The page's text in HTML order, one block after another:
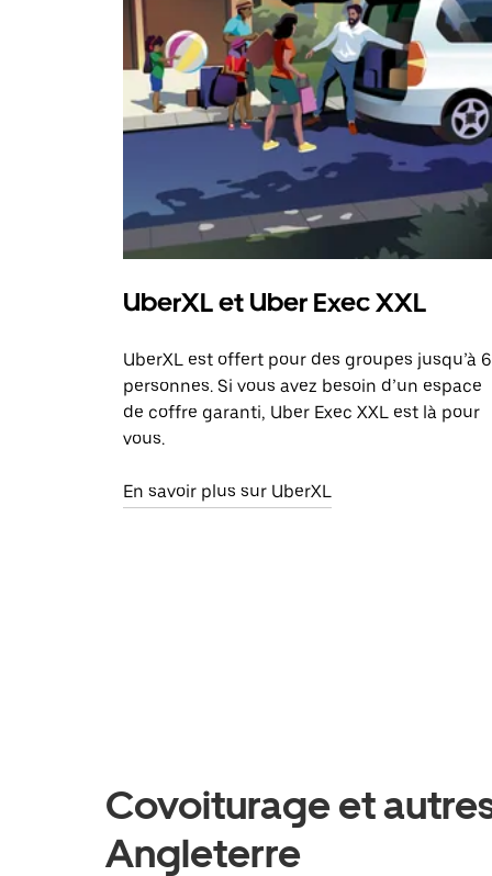
UberXL et Uber Exec XXL
UberXL est offert pour des groupes jusqu’à 6
personnes. Si vous avez besoin d’un espace
de coffre garanti, Uber Exec XXL est là pour
vous.
En savoir plus sur UberXL
Covoiturage et
Angleterre